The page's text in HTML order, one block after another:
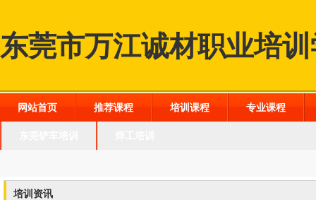
东莞市万江诚材职业培
网站首页 推荐课程 培训课程 专业课程
培训资讯